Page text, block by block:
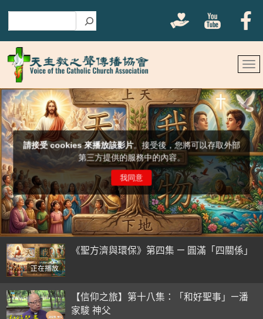
正在播放
《聖方濟與環保》第四集 — 圓滿「四關係」
【信仰之旅】第十八集：「和好聖事」—潘
家駿 神父